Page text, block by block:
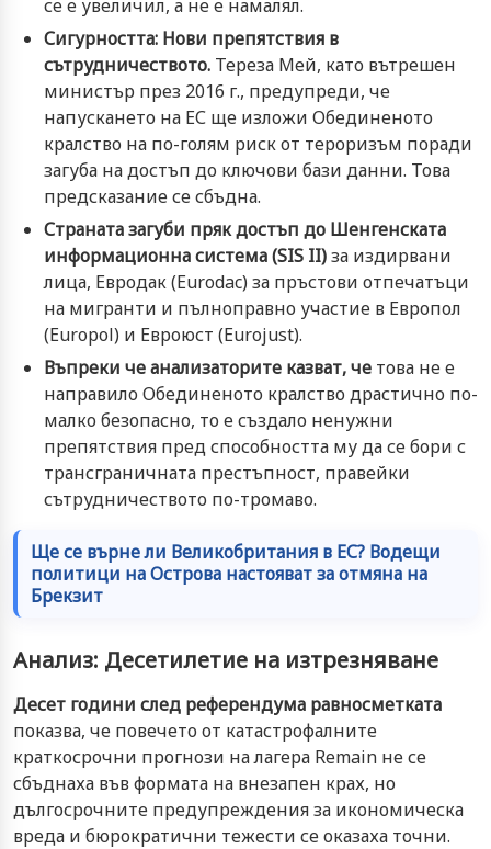
се е увеличил, а не е намалял.
Сигурността: Нови препятствия в
сътрудничеството. Тереза Мей, като вътрешен
министър през 2016 г., предупреди, че
напускането на ЕС ще изложи Обединеното
кралство на по-голям риск от тероризъм поради
загуба на достъп до ключови бази данни. Това
предсказание се сбъдна.
Страната загуби пряк достъп до Шенгенската
информационна система (SIS II)за издирвани
лица, Евродак (Eurodac) за пръстови отпечатъци
на мигранти и пълноправно участие в Европол
(Europol) и Евроюст (Eurojust).
Въпреки че анализаторите казват, че това не е
направило Обединеното кралство драстично по-
малко безопасно, то е създало ненужни
препятствия пред способността му да се бори с
трансграничната престъпност, правейки
сътрудничеството по-тромаво.
Ще се върне ли Великобритания в ЕС? Водещи
политици на Острова настояват за отмяна на
Брекзит
Анализ: Десетилетие на изтрезняване
Десет години след референдума равносметката
показва, че повечето от катастрофалните
краткосрочни прогнози на лагера Remain не се
сбъднаха във формата на внезапен крах, но
дългосрочните предупреждения за икономическа
вреда и бюрократични тежести се оказаха точни.